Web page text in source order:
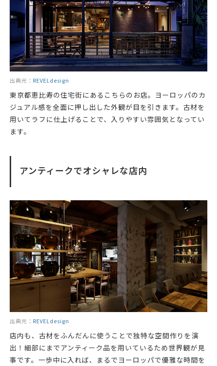
出典元： REVELdesign
東京都恵比寿の住宅街にあるこちらのお店。ヨーロッパのカ
ジュアル感を全面に押し出した外観が目を引きます。古材を
用いてラフに仕上げることで、入りやすい雰囲気となってい
ます。
アンティークでオシャレな店内
出典元： REVELdesign
店内も、古材をふんだんに使うことで独特な空間作りを演
出！細部にまでアンティーク品を用いているため世界観が見
事です。一歩中に入れば、まるでヨーロッパで優雅な時間を